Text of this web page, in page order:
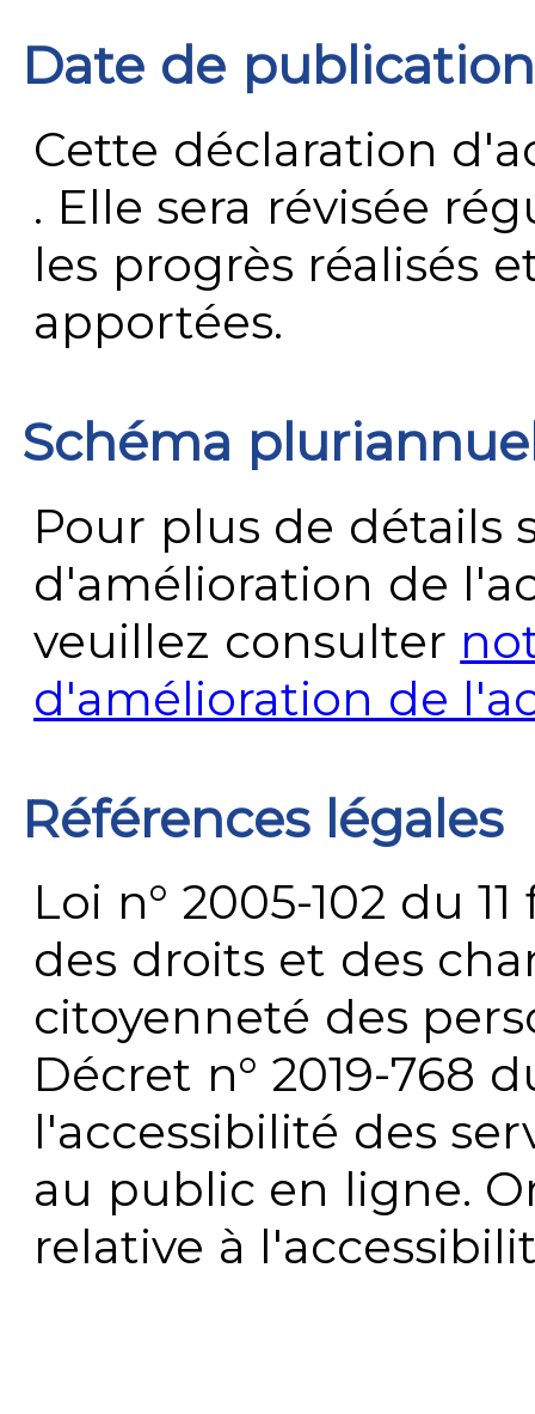
Date de publication
Cette déclaration
. Elle sera révisée
les progrès réalisés
apportées.
Schéma
Pour plus de détails
d'amélioration de
veuillez consulter
d'amélioration de
Références légales
Loi n° 2005-102 du
des droits et des
citoyenneté des
Décret n° 2019-768
l'accessibilité des
au public en ligne.
relative à